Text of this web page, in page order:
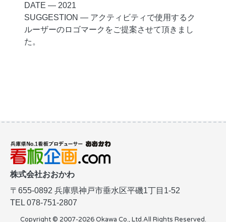
DATE ― 2021
SUGGESTION ― アクティビティで使用するク
ルーザーのロゴマークをご提案させて頂きまし
た。
株式会社おおかわ
〒655-0892 兵庫県神戸市垂水区平磯1丁目1-52
TEL 078-751-2807
Copyright © 2007-2026 Okawa Co., Ltd.All Rights Reserved.